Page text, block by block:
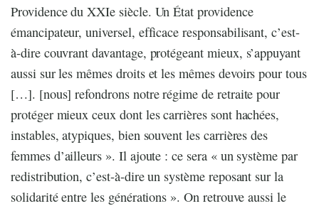
Providence du XXIe siècle. Un État providence
émancipateur, universel, efficace responsabilisant, c’est-
à-dire couvrant davantage, protégeant mieux, s’appuyant
aussi sur les mêmes droits et les mêmes devoirs pour tous
[…]. [nous] refondrons notre régime de retraite pour
protéger mieux ceux dont les carrières sont hachées,
instables, atypiques, bien souvent les carrières des
femmes d’ailleurs ». Il ajoute : ce sera « un système par
redistribution, c’est-à-dire un système reposant sur la
solidarité entre les générations ». On retrouve aussi le